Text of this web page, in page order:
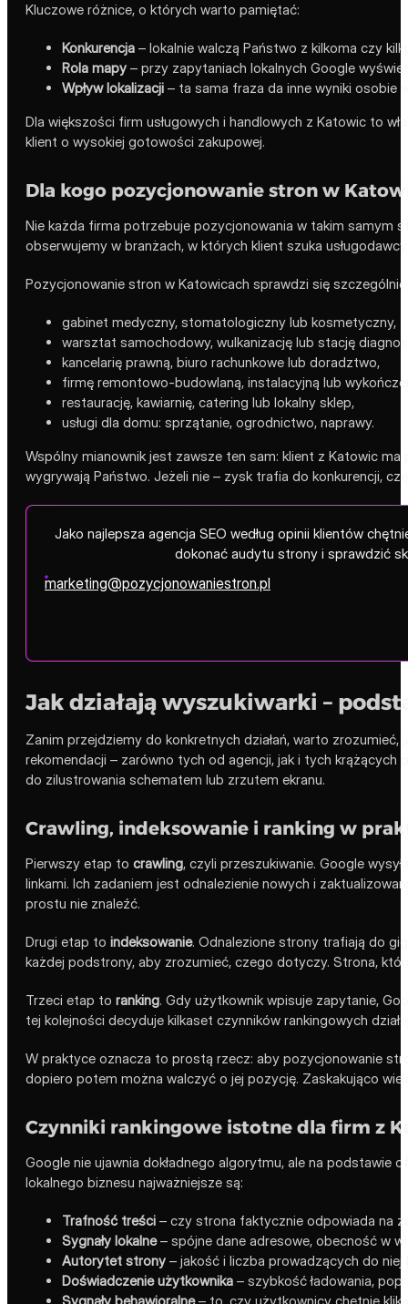
Kluczowe różnice, o których warto pamiętać:
Konkurencja – lokalnie walczą Państwo z kilkoma czy
Rola mapy – przy zapytaniach lokalnych Google
Wpływ lokalizacji – ta sama fraza da inne wyniki osobie
Dla większości firm usługowych i handlowych z Katowic to
klient o wysokiej gotowości zakupowej.
Dla kogo pozycjonowanie stron w
Nie każda firma potrzebuje pozycjonowania w takim samym
obserwujemy w branżach, w których klient szuka
Pozycjonowanie stron w Katowicach sprawdzi się
gabinet medyczny, stomatologiczny lub kosmetyczny,
warsztat samochodowy, wulkanizację lub stację
kancelarię prawną, biuro rachunkowe lub doradztwo,
firmę remontowo-budowlaną, instalacyjną lub
restaurację, kawiarnię, catering lub lokalny sklep,
usługi dla domu: sprzątanie, ogrodnictwo, naprawy.
Wspólny mianownik jest zawsze ten sam: klient z Katowic
wygrywają Państwo. Jeżeli nie – zysk trafia do konkurencji,
Jako najlepsza agencja SEO według opinii klientów
dokonać audytu strony i sprawdzić
marketing@pozycjonowaniestron.pl
Jak działają wyszukiwarki –
Zanim przejdziemy do konkretnych działań, warto
rekomendacji – zarówno tych od agencji, jak i tych
do zilustrowania schematem lub zrzutem ekranu.
Crawling, indeksowanie i ranking w
Pierwszy etap to crawling, czyli przeszukiwanie. Google
linkami. Ich zadaniem jest odnalezienie nowych i
prostu nie znaleźć.
Drugi etap to indeksowanie. Odnalezione strony trafiają do
każdej podstrony, aby zrozumieć, czego dotyczy. Strona,
Trzeci etap to ranking. Gdy użytkownik wpisuje zapytanie,
tej kolejności decyduje kilkaset czynników rankingowych
W praktyce oznacza to prostą rzecz: aby pozycjonowanie
dopiero potem można walczyć o jej pozycję. Zaskakująco
Czynniki rankingowe istotne dla firm z
Google nie ujawnia dokładnego algorytmu, ale na podstawie
lokalnego biznesu najważniejsze są:
Trafność treści – czy strona faktycznie odpowiada na
Sygnały lokalne– spójne dane adresowe, obecność w
Autorytet strony – jakość i liczba prowadzących do niej
Doświadczenie użytkownika – szybkość ładowania,